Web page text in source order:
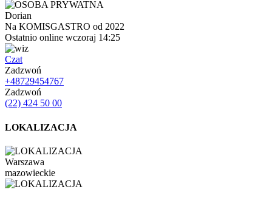
Dorian
Na KOMISGASTRO od 2022
Ostatnio online wczoraj 14:25
Czat
Zadzwoń
+48729454767
Zadzwoń
(22) 424 50 00
LOKALIZACJA
Warszawa
mazowieckie